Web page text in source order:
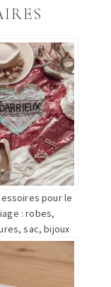
pour le
: robes,
sac, bijoux